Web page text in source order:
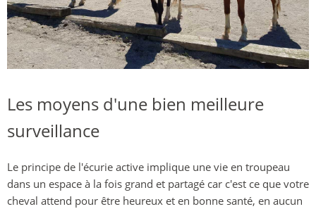
Les moyens d'une bien meilleure
surveillance
Le principe de l'écurie active implique une vie en troupeau
dans un espace à la fois grand et partagé car c'est ce que votre
cheval attend pour être heureux et en bonne santé, en aucun